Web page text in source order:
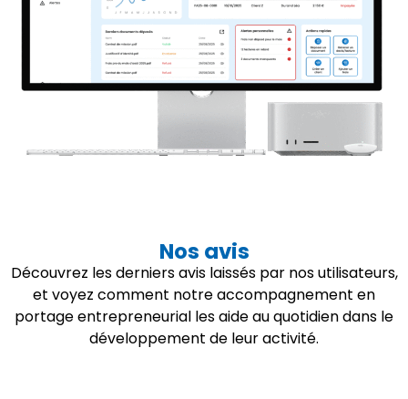
Nos avis
Découvrez les derniers avis laissés par nos utilisateurs,
et voyez comment notre accompagnement en
portage entrepreneurial les aide au quotidien dans le
développement de leur activité.